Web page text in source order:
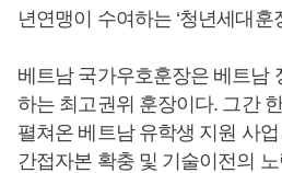
년연맹이 수여하는 ‘청년세대훈
베트남 국가우호훈장은 베트남
하는 최고권위 훈장이다. 그간
펼쳐온 베트남 유학생 지원 사
간접자본 확충 및 기술이전의